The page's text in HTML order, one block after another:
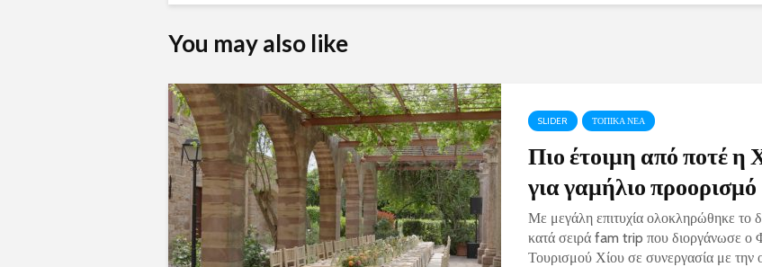
You may also like
SLIDER ΤΟΠΙΚΑ ΝΕΑ
Πιο έτοιμη από ποτέ η
για γαμήλιο προορισμό
Με μεγάλη επιτυχία ολοκληρώθηκε το
κατά σειρά fam trip που διοργάνωσε ο
Τουρισμού Χίου σε συνεργασία με την